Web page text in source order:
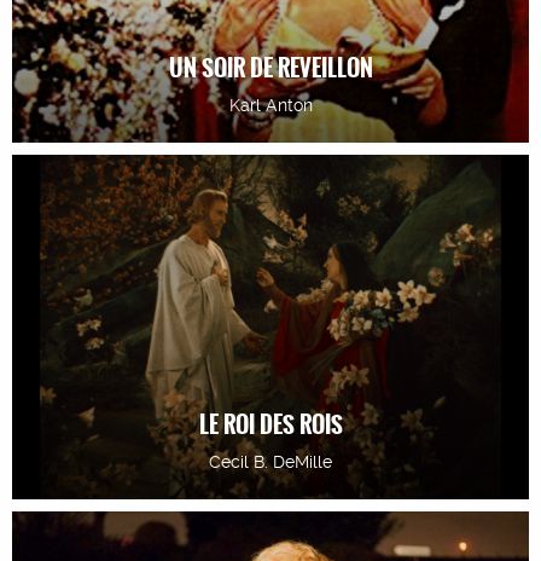
UN SOIR DE REVEILLON
Karl Anton
LE ROI DES ROIS
Cecil B. DeMille